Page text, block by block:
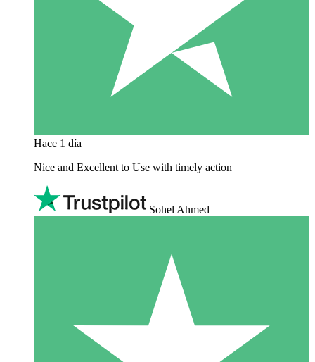
Hace 1 día
Nice and Excellent to Use with timely action
Sohel Ahmed